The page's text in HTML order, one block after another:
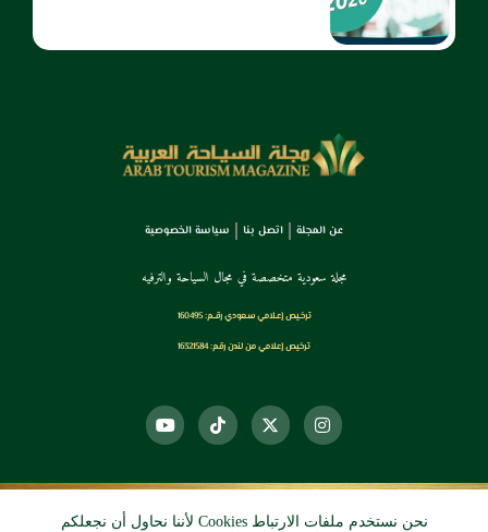
نحن نستخدم ملفات الارتباط Cookies لأننا نحاول أن نجعلكم
عن المجلة اتصل بنا سياسة الخصوصية
مجلة سعودية متخصصة في مجال السياحة والترفيه
ترخـيص إعـلامي سـعودي رقــم: 160495
ترخيص إعلامي من لندن رقم: 16321584